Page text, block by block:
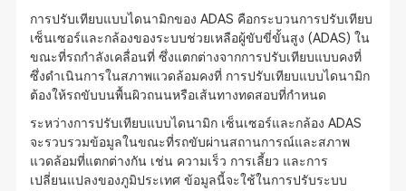
การปรับเทียบแบบไดนามิกของ ADAS คือกระบวนการปรับเทียบ
เซ็นเซอร์และกล้องของระบบช่วยเหลือผู้ขับขี่ขั้นสูง (ADAS) ใน
ขณะที่รถกำลังเคลื่อนที่ ซึ่งแตกต่างจากการปรับเทียบแบบคงที่
ซึ่งดำเนินการในสภาพแวดล้อมคงที่ การปรับเทียบแบบไดนามิก
ต้องให้รถขับบนพื้นผิวถนนหรือเส้นทางทดสอบที่กำหนด
ระหว่างการปรับเทียบแบบไดนามิก เซ็นเซอร์และกล้อง ADAS
จะรวบรวมข้อมูลในขณะที่รถขับผ่านสถานการณ์และสภาพ
แวดล้อมที่แตกต่างกัน เช่น ความเร็ว การเลี้ยว และการ
เปลี่ยนแปลงของภูมิประเทศ ข้อมูลนี้จะใช้ในการปรับระบบ